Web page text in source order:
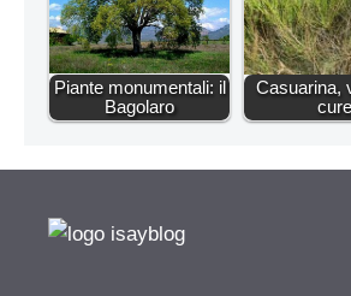
Piante monumentali: il
Bagolaro
Casuarina,
cure